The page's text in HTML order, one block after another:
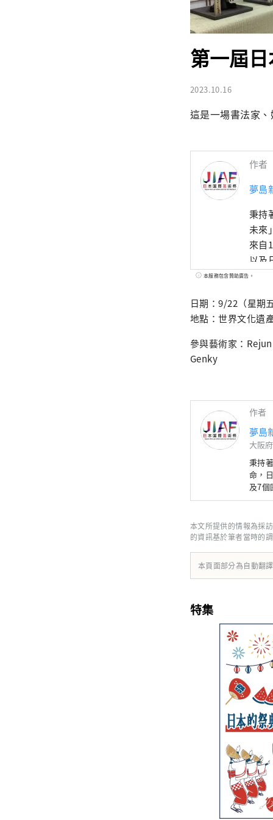
第一屆
2023.10.16
這是一場書法家
作者
夢島
秉持
未來
來自
以及
一個
都市
https://
本服務包含贊助廣告。
日期：9/22（星期
地點：世界文化遺
參與藝術家：
Genky
作者
夢島
大阪府
秉持
命，
及7個
文化
計研究所 https://yumeshimakikou.org/ 每日新聞大廈，大阪
本文所提供的情報為採
的資訊基於筆者當時的
本頁面部分為自動翻
特集